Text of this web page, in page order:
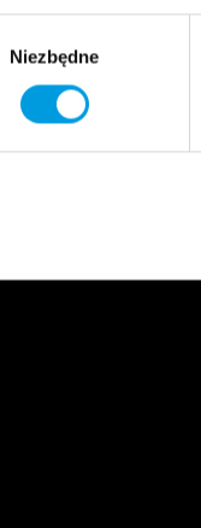
Niezbędne